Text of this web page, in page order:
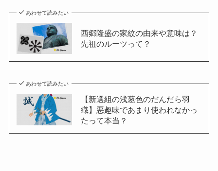
あわせて読みたい
西郷隆盛の家紋の由来や意味は？
先祖のルーツって？
あわせて読みたい
【新選組の浅葱色のだんだら羽
織】悪趣味であまり使われなかっ
たって本当？